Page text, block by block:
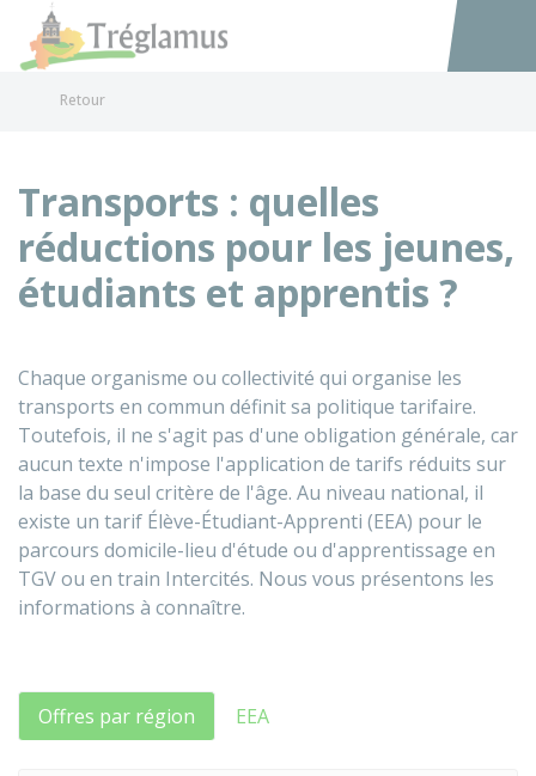
Accéder
Retour
Transports : quelles
réductions pour les jeunes,
étudiants et apprentis ?
Chaque organisme ou collectivité qui organise les
transports en commun définit sa politique tarifaire.
Toutefois, il ne s'agit pas d'une obligation générale, car
aucun texte n'impose l'application de tarifs réduits sur
la base du seul critère de l'âge. Au niveau national, il
existe un tarif Élève-Étudiant-Apprenti (EEA) pour le
parcours domicile-lieu d'étude ou d'apprentissage en
TGV ou en train Intercités. Nous vous présentons les
informations à connaître.
Offres par région EEA